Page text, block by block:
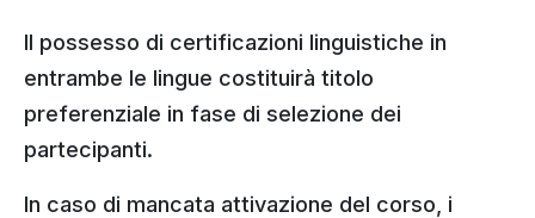
Il possesso di certificazioni linguistiche in
entrambe le lingue costituirà titolo
preferenziale in fase di selezione dei
partecipanti.
In caso di mancata attivazione del corso, i